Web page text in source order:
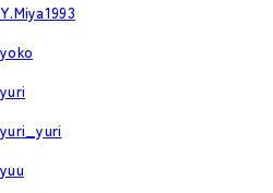
Y.Miya1993
yoko
yuri
yuri_yuri
yuu